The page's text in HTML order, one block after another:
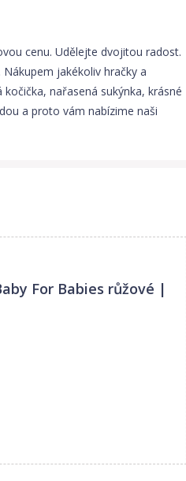
cenu. Udělejte dvojitou radost.
jakékoliv hračky a
nařasená sukýnka, krásné
a proto vám nabízime naši
For Babies růžové |